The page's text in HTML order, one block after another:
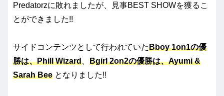
Predatorzに敗れましたが、見事BEST SHOWを獲るこ
とができました!!
サイドコンテンツとして行われていたBboy 1on1の優
勝は、Phill Wizard
Bgirl 2on2の優勝は、Ayumi &
Sarah Bee となりました!!